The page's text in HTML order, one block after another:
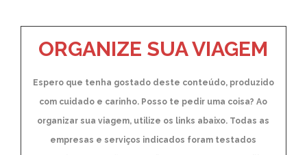
ORGANIZE SUA VIAGEM
Espero que tenha gostado deste conteúdo, produzido
com cuidado e carinho. Posso te pedir uma coisa? Ao
organizar sua viagem, utilize os links abaixo. Todas as
empresas e serviços indicados foram testados